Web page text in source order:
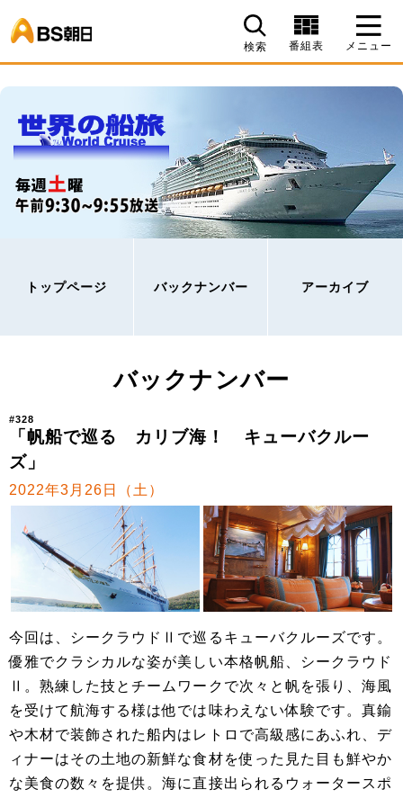
検索 番組表 メニュー
トップページ バックナンバー アーカイブ
バックナンバー
#328
「帆船で巡る カリブ海！ キューバクルー
ズ」
2022年3月26日（土）
今回は、シークラウドⅡで巡るキューバクルーズです。
優雅でクラシカルな姿が美しい本格帆船、シークラウド
Ⅱ。熟練した技とチームワークで次々と帆を張り、海風
を受けて航海する様は他では味わえない体験です。真鍮
や木材で装飾された船内はレトロで高級感にあふれ、デ
ィナーはその土地の新鮮な食材を使った見た目も鮮やか
な美食の数々を提供。海に直接出られるウォータースポ